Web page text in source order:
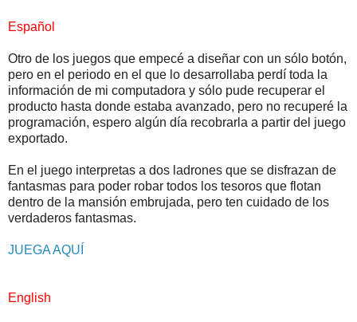
Español
Otro de los juegos que empecé a diseñar con un sólo botón,
pero en el periodo en el que lo desarrollaba perdí toda la
información de mi computadora y sólo pude recuperar el
producto hasta donde estaba avanzado, pero no recuperé la
programación, espero algún día recobrarla a partir del juego
exportado.
En el juego interpretas a dos ladrones que se disfrazan de
fantasmas para poder robar todos los tesoros que flotan
dentro de la mansión embrujada, pero ten cuidado de los
verdaderos fantasmas.
JUEGA AQUÍ
English